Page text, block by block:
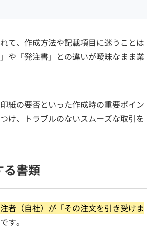
て、作成方法や記載項目に迷うことは
や「発注書」との違いが曖昧なまま業
紙の要否といった作成時の重要ポイン
け、トラブルのないスムーズな取引を
る書類
者（自社）が「その注文を引き受けま
です。